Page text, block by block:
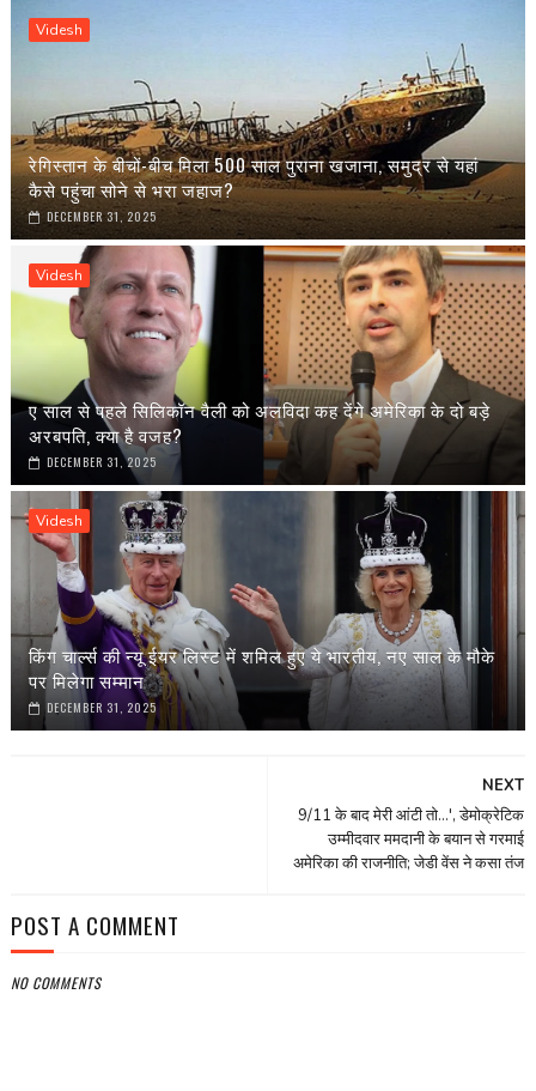
Videsh
रेगिस्तान के बीचों-बीच मिला 500 साल पुराना खजाना, समुद्र से यहां
कैसे पहुंचा सोने से भरा जहाज?
DECEMBER 31, 2025
Videsh
ए साल से पहले सिलिकॉन वैली को अलविदा कह देंगे अमेरिका के दो बड़े
अरबपति, क्या है वजह?
DECEMBER 31, 2025
Videsh
किंग चार्ल्स की न्यू ईयर लिस्ट में शमिल हुए ये भारतीय, नए साल के मौके
पर मिलेगा सम्मान
DECEMBER 31, 2025
NEXT
9/11 के बाद मेरी आंटी तो...', डेमोक्रेटिक
उम्मीदवार ममदानी के बयान से गरमाई
अमेरिका की राजनीति; जेडी वेंस ने कसा तंज
POST A COMMENT
NO COMMENTS